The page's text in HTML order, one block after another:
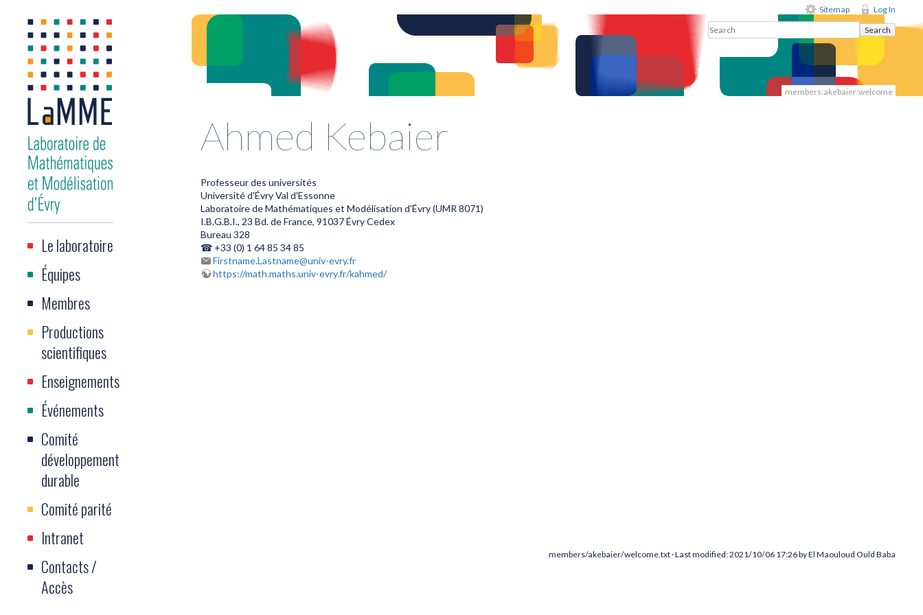
Sitemap Log In
Search
Le laboratoire
Équipes
Membres
Productions
scientifiques
Enseignements
Événements
Comité
développement
durable
Comité parité
Intranet
Contacts /
Accès
members:akebaier:welcome
Ahmed Kebaier
Professeur des universités
Université d'Évry Val d'Essonne
Laboratoire de Mathématiques et Modélisation d'Évry (UMR 8071)
I.B.G.B.I., 23 Bd. de France, 91037 Évry Cedex
Bureau 328
☎ +33 (0) 1 64 85 34 85
Firstname.Lastname@univ-evry.fr
https://math.maths.univ-evry.fr/kahmed/
members/akebaier/welcome.txt· Last modified: 2021/10/06 17:26 byEl Maouloud Ould Baba